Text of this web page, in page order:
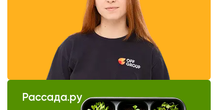
Рассада.ру